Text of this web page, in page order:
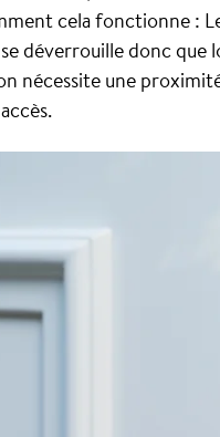
cela fonctionne :
déverrouille donc que
nécessite une